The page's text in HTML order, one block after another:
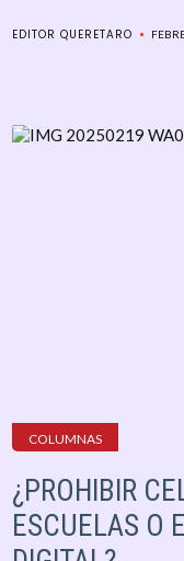
EDITOR QUERETARO
COLUMNAS
¿PROHIBIR
ESCUELAS O